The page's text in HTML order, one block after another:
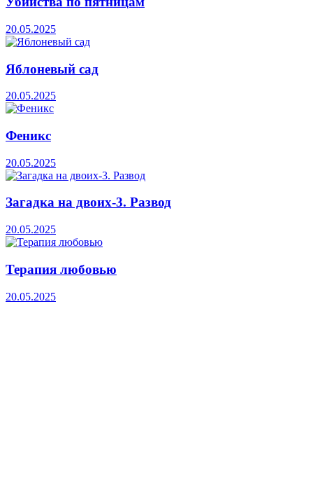
20.05.2025
Яблоневый сад
20.05.2025
Феникс
20.05.2025
Загадка на двоих-3. Развод
20.05.2025
Терапия любовью
20.05.2025